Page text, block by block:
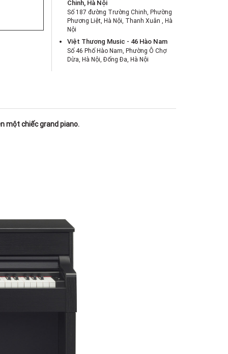
Chinh, Hà Nội
Số 187 đường Trường Chinh, Phường
Phương Liệt, Hà Nội, Thanh Xuân , Hà
Nội
Việt Thương Music - 46 Hào Nam
Số 46 Phố Hào Nam, Phường Ô Chợ
Dừa, Hà Nội, Đống Đa, Hà Nội
Chí Minh
180B Võ Thị Sáu, Phường Xuân Hòa,
Chí Minh
Việt Thương Music - 49E Phan Đăng
49E Phan Đăng Lưu, Phường Bình
Thạnh, TPHCM, Quận Bình Thạnh, Hồ
Chí Minh
Việt Thương Music - Phường Gò
Vấp
Park Hill, Phường Gò Vấp, TPHCM,
một chiếc grand piano.